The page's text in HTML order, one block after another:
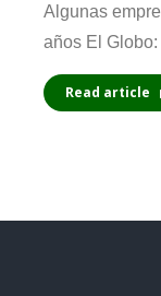
Algunas
años El
Read article